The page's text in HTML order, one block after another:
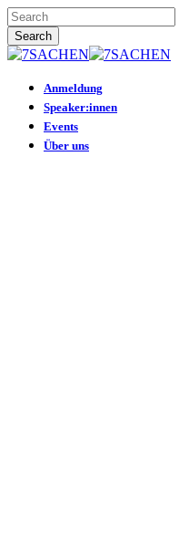
Skip
to
main
Search
Close
Menu
Anmeldung
Speaker:innen
Events
Über uns